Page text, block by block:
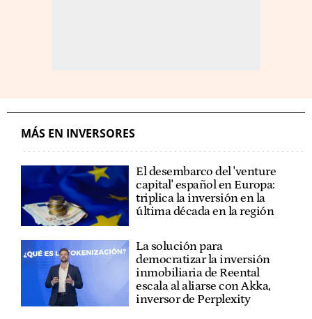
MÁS EN INVERSORES
El desembarco del 'venture
capital' español en Europa:
triplica la inversión en la
última década en la región
La solución para
democratizar la inversión
inmobiliaria de Reental
escala al aliarse con Akka,
inversor de Perplexity